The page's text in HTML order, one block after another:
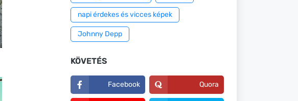
napi érdekes és vicces képek
Johnny Depp
KÖVETÉS
Facebook Quora